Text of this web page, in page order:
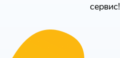
сервис!